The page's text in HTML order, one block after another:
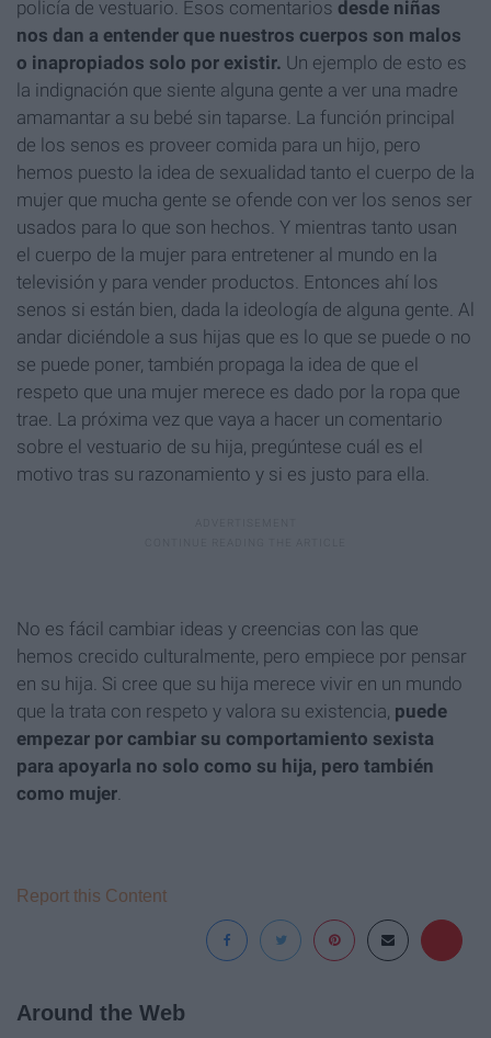
policía de vestuario. Esos comentarios desde niñas
nos dan a entender que nuestros cuerpos son malos
o inapropiados solo por existir. Un ejemplo de esto es
la indignación que siente alguna gente a ver una madre
amamantar a su bebé sin taparse. La función principal
de los senos es proveer comida para un hijo, pero
hemos puesto la idea de sexualidad tanto el cuerpo de la
mujer que mucha gente se ofende con ver los senos ser
usados para lo que son hechos. Y mientras tanto usan
el cuerpo de la mujer para entretener al mundo en la
televisión y para vender productos. Entonces ahí los
senos si están bien, dada la ideología de alguna gente. Al
andar diciéndole a sus hijas que es lo que se puede o no
se puede poner, también propaga la idea de que el
respeto que una mujer merece es dado por la ropa que
trae. La próxima vez que vaya a hacer un comentario
sobre el vestuario de su hija, pregúntese cuál es el
motivo tras su razonamiento y si es justo para ella.
No es fácil cambiar ideas y creencias con las que
hemos crecido culturalmente, pero empiece por pensar
en su hija. Si cree que su hija merece vivir en un mundo
que la trata con respeto y valora su existencia, puede
empezar por cambiar su comportamiento sexista
para apoyarla no solo como su hija, pero también
como mujer.
Report this Content
Around the Web